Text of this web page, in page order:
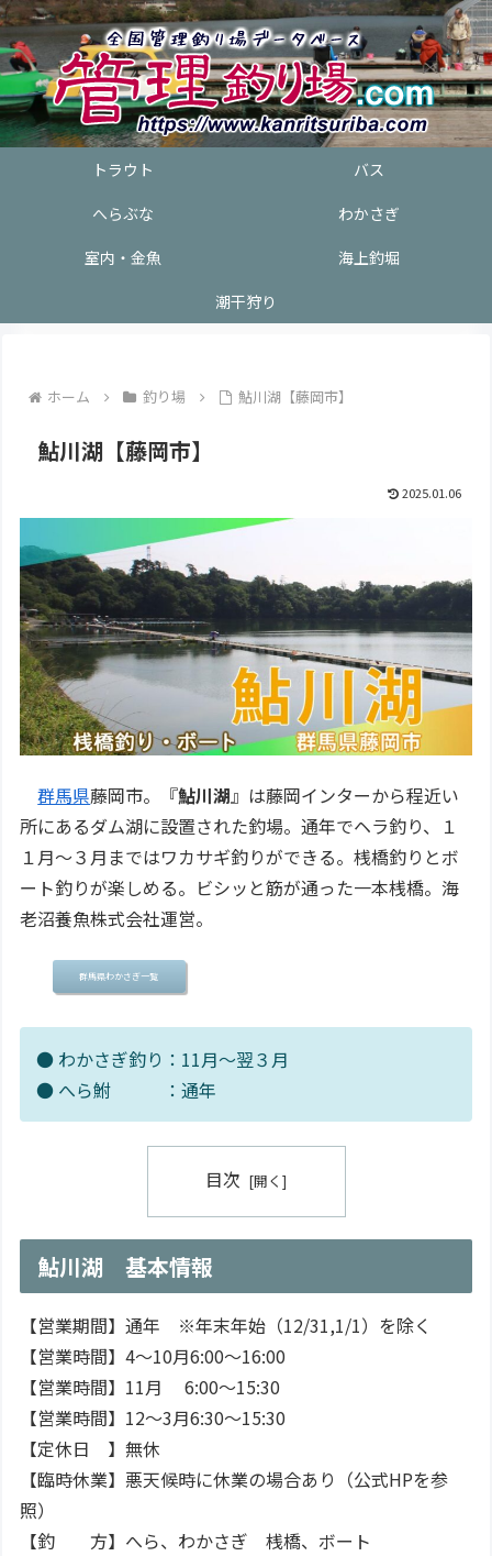
トラウト
バス
へらぶな
わかさぎ
室内・金魚
海上釣堀
潮干狩り
ホーム 釣り場 鮎川湖【藤岡市】
鮎川湖【藤岡市】
2025.01.06
群馬県藤岡市。『鮎川湖』は藤岡インターから程近い
所にあるダム湖に設置された釣場。通年でヘラ釣り、１
１月～３月まではワカサギ釣りができる。桟橋釣りとボ
ート釣りが楽しめる。ビシッと筋が通った一本桟橋。海
老沼養魚株式会社運営。
群馬県わかさぎ一覧
● わかさぎ釣り：11月～翌３月
● へら鮒 ：通年
目次
鮎川湖 基本情報
【営業期間】通年 ※年末年始（12/31,1/1）を除く
【営業時間】4～10月6:00～16:00
【営業時間】11月 6:00～15:30
【営業時間】12～3月6:30～15:30
【定休日 】無休
【臨時休業】悪天候時に休業の場合あり（公式HPを参
照）
【釣 方】へら、わかさぎ 桟橋、ボート